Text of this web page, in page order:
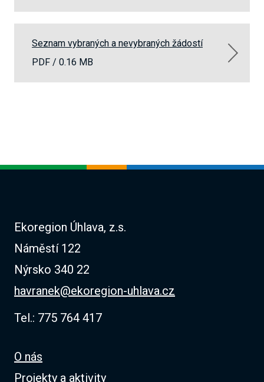
Seznam vybraných a nevybraných žádostí
PDF / 0.16 MB
Ekoregion Úhlava, z.s.
Náměstí 122
Nýrsko 340 22
havranek@ekoregion-uhlava.cz
Tel.: 775 764 417
O nás
Projekty a aktivity